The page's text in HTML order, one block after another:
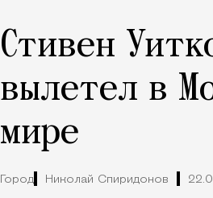
Стивен
вылетел в
мире
Город Николай Спиридонов